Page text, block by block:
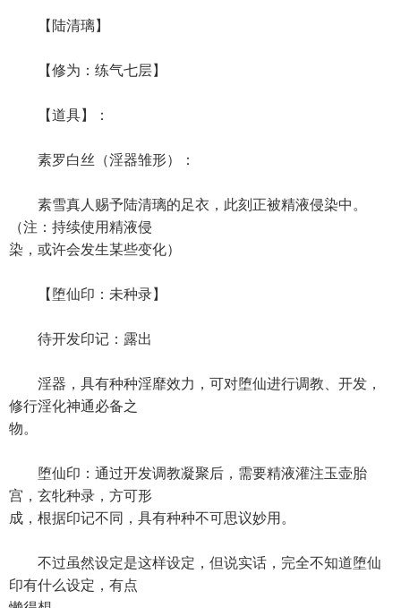
【陆清璃】
【修为：练气七层】
【道具】：
素罗白丝（淫器雏形）：
素雪真人赐予陆清璃的足衣，此刻正被精液侵染中。
（注：持续使用精液侵
染，或许会发生某些变化）
【堕仙印：未种录】
待开发印记：露出
淫器，具有种种淫靡效力，可对堕仙进行调教、开发，
修行淫化神通必备之
物。
堕仙印：通过开发调教凝聚后，需要精液灌注玉壶胎
宫，玄牝种录，方可形
成，根据印记不同，具有种种不可思议妙用。
不过虽然设定是这样设定，但说实话，完全不知道堕仙
印有什么设定，有点